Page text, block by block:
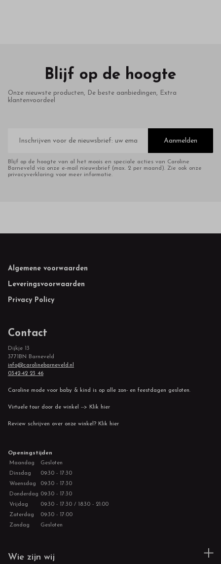
Blijf op de hoogte
Onze nieuwste producten, De beste aanbiedingen, Extra
klantenvoordeel
mailadres
Aanmelden
Blijf op de hoogte van al het moois en speciale acties van Caroline
Barneveld via onze e-mail nieuwsbrief (max. 2 per maand). Zie ook onze
privacyverklaring voor meer informatie.
Footer
Algemene voorwaarden
Leveringsvoorwaarden
Privacy Policy
Contact
Dijkje 13
3771BN Barneveld
info@carolinebarneveld.nl
0342-42 23 46
Caroline mode voor baby & kind is op alle zon- en feestdagen gesloten.
Virtuele tour door de winkel --> Klik hier
Review schrijven over onze winkel? Klik hier
Openingstijden
Maandag
Gesloten
Dinsdag
09:30 - 17:30
Woensdag
09:30 - 17:30
Donderdag 09:30 - 17:30
Vrijdag
09:30 - 17:30 / 18:30 - 21:00
Zaterdag
09:30 - 17:00
Zondag
Gesloten
Wie zijn wij